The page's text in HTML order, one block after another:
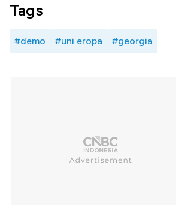
Tags
#demo #uni eropa #georgia